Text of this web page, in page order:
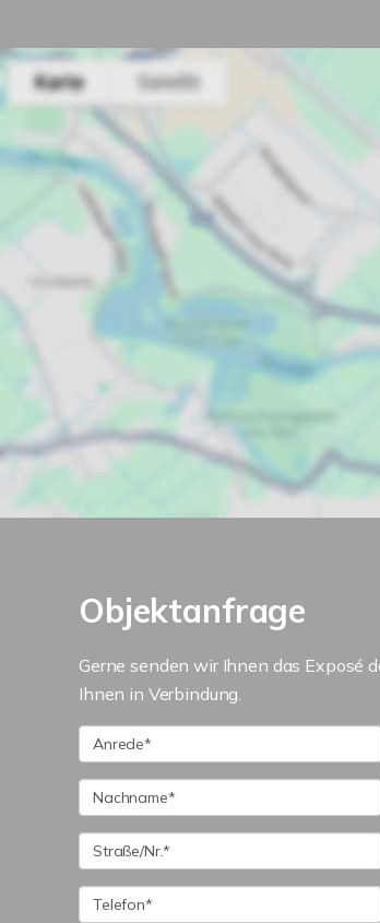
Objektanfrage
Gerne senden wir Ihnen das Exposé
Ihnen in Verbindung.